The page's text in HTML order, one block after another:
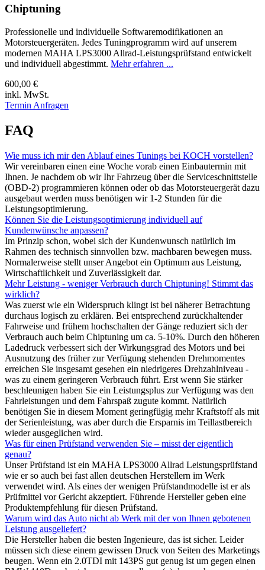
Chiptuning
Professionelle und individuelle Softwaremodifikationen an
Motorsteuergeräten. Jedes Tuningprogramm wird auf unserem
modernen MAHA LPS3000 Allrad-Leistungsprüfstand entwickelt
und individuell abgestimmt. Mehr erfahren ...
600,00 €
inkl. MwSt.
Termin Anfragen
FAQ
Wie muss ich mir den Ablauf eines Tunings bei KOCH vorstellen?
Wir vereinbaren einen eine Woche vorab einen Einbautermin mit
Ihnen. Je nachdem ob wir Ihr Fahrzeug über die Serviceschnittstelle
(OBD-2) programmieren können oder ob das Motorsteuergerät dazu
ausgebaut werden muss benötigen wir 1-2 Stunden für die
Leistungsoptimierung.
Können Sie die Leistungsoptimierung individuell auf
Kundenwünsche anpassen?
Im Prinzip schon, wobei sich der Kundenwunsch natürlich im
Rahmen des technisch sinnvollen bzw. machbaren bewegen muss.
Normalerweise stellt unser Angebot ein Optimum aus Leistung,
Wirtschaftlichkeit und Zuverlässigkeit dar.
Mehr Leistung - weniger Verbrauch durch Chiptuning! Stimmt das
wirklich?
Was zuerst wie ein Widerspruch klingt ist bei näherer Betrachtung
durchaus logisch zu erklären. Bei entsprechend zurückhaltender
Fahrweise und frühem hochschalten der Gänge reduziert sich der
Verbrauch auch beim Chiptuning um ca. 5-10%. Durch den höheren
Ladedruck verbessert sich der Wirkungsgrad des Motors und bei
Ausnutzung des früher zur Verfügung stehenden Drehmomentes
erreichen Sie insgesamt gesehen ein niedrigeres Drehzahlniveau -
was zu einem geringeren Verbrauch führt. Erst wenn Sie stärker
beschleunigen haben Sie ein Leistungsplus zur Verfügung was den
Fahrleistungen und dem Fahrspaß zugute kommt. Natürlich
benötigen Sie in diesem Moment geringfügig mehr Kraftstoff als mit
der Serienleistung, was aber durch die Ersparnis im Teillastbereich
wieder ausgeglichen wird.
Was für einen Prüfstand verwenden Sie – misst der eigentlich
genau?
Unser Prüfstand ist ein MAHA LPS3000 Allrad Leistungsprüfstand
wie er so auch bei fast allen deutschen Herstellern im Werk
verwendet wird. Als eines der wenigen Prüfstandmodelle ist er als
Prüfmittel vor Gericht akzeptiert. Führende Hersteller geben eine
Produktempfehlung für diesen Prüfstand.
Warum wird das Auto nicht ab Werk mit der von Ihnen gebotenen
Leistung ausgeliefert?
Die Hersteller haben die besten Ingenieure, das ist sicher. Leider
müssen sich diese einem gewissen Druck von Seiten des Marketings
beugen. Wenn ein 2.0TDI mit 143PS gut genug ist um gegen einen